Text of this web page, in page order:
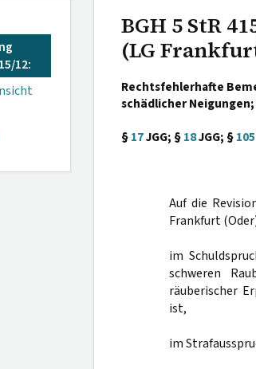
12:
BGH 5 StR
(LG
Rechtsfehlerhafte
schädlicher
§17JGG; §18JGG; §105
Auf die
Frankfurt
im
schweren
räuberischer
ist,
im